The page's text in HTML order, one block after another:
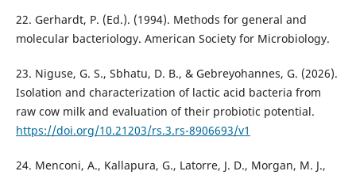
22. Gerhardt, P. (Ed.). (1994). Methods for general and
molecular bacteriology. American Society for Microbiology.
23. Niguse, G. S., Sbhatu, D. B., & Gebreyohannes, G. (2026).
Isolation and characterization of lactic acid bacteria from
raw cow milk and evaluation of their probiotic potential.
https://doi.org/10.21203/rs.3.rs-8906693/v1
24. Menconi, A., Kallapura, G., Latorre, J. D., Morgan, M. J.,